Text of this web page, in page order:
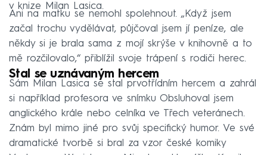
v knize Milan Lasica.
Ani na matku se nemohl spolehnout. „Když jsem
začal trochu vydělávat, půjčoval jsem jí peníze, ale
někdy si je brala sama z mojí skrýše v knihovně a to
mě rozčilovalo,“ přiblížil svoje trápení s rodiči herec.
Stal se uznávaným hercem
Sám Milan Lasica se stal prvotřídním hercem a zahrál
si například profesora ve snímku Obsluhoval jsem
anglického krále nebo celníka ve Třech veteránech.
Znám byl mimo jiné pro svůj specifický humor. Ve své
dramatické tvorbě si bral za vzor české komiky